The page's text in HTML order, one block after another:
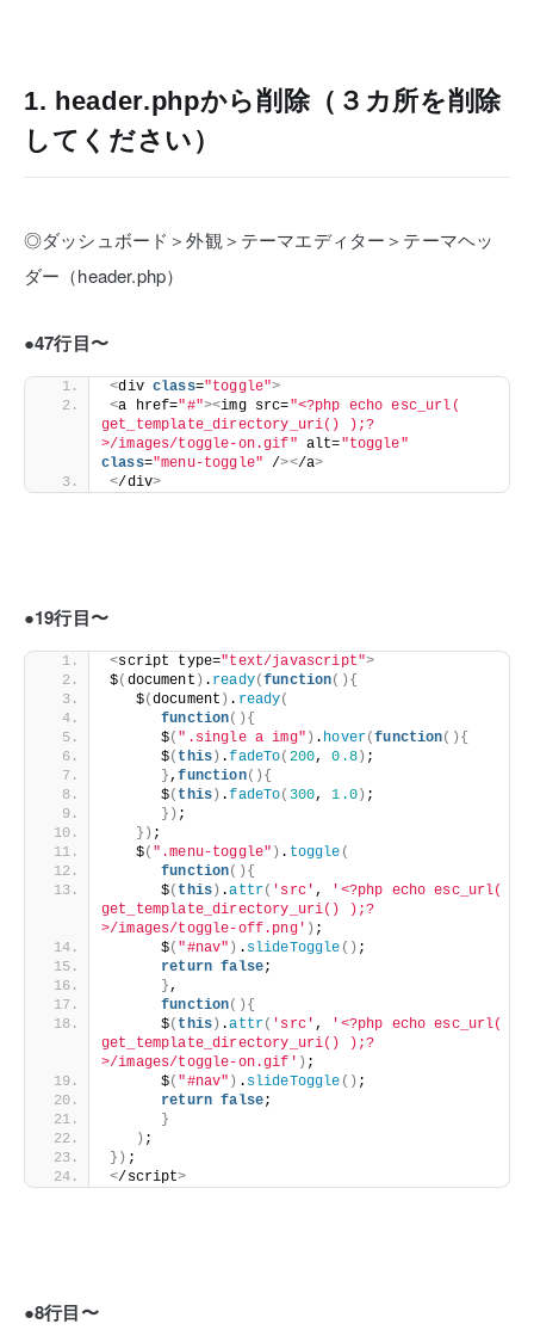
1. header.phpから削除（３カ所を削除
してください）
◎ダッシュボード＞外観＞テーマエディター＞テーマヘッ
ダー（header.php）
●47行目〜
<div class="toggle">
<a href="#"><img src="<?php echo esc_url(
get_template_directory_uri() );?
>/images/toggle-on.gif" alt="toggle"
class="menu-toggle" /></a>
</div>
●19行目〜
<script type="text/javascript">
$( document ) . ready(function(){
   $
(document ) . ready(
function(){
      $
( ".single a img" ) . hover(function(){
      $
( this) .fadeTo( 200, 0.8) ;
} ,function(){
      $
( this) .fadeTo( 300, 1.0) ;
}) ;
}) ;
   $
( ".menu-toggle" ) . toggle (
function(){
      $
( this) .attr( 'src' ,
'<?php echo esc_url(
get_template_directory_uri() );?
>/images/toggle-off.png' ) ;
      $
( "#nav" ) . slideToggle () ;
return false;
} ,
function(){
      $
( this) .attr( 'src' ,
'<?php echo esc_url(
get_template_directory_uri() );?
>/images/toggle-on.gif' ) ;
      $
( "#nav" ) . slideToggle () ;
return false;
}
) ;
}) ;
</script>
●8行目〜